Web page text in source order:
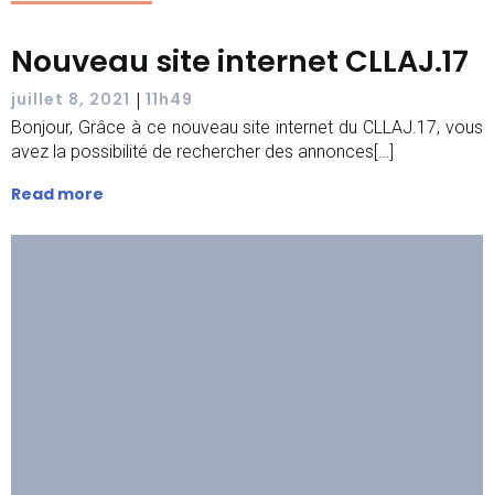
Nouveau site internet CLLAJ.17
juillet 8, 2021 | 11h49
Bonjour, Grâce à ce nouveau site internet du CLLAJ.17, vous
avez la possibilité de rechercher des annonces[…]
Read more